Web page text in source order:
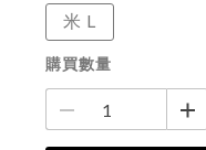
米 L
購買數量